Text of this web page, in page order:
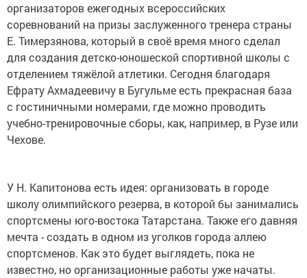
организаторов ежегодных всероссийских
соревнований на призы заслуженного тренера страны
Е. Тимерзянова, который в своё время много сделал
для создания детско-юношеской спортивной школы с
отделением тяжёлой атлетики. Сегодня благодаря
Ефрату Ахмадеевичу в Бугульме есть прекрасная база
с гостиничными номерами, где можно проводить
учебно-тренировочные сборы, как, например, в Рузе или
Чехове.
У Н. Капитонова есть идея: организовать в городе
школу олимпийского резерва, в которой бы занимались
спортсмены юго-востока Татарстана. Также его давняя
мечта - создать в одном из уголков города аллею
спортсменов. Как это будет выглядеть, пока не
известно, но организационные работы уже начаты.